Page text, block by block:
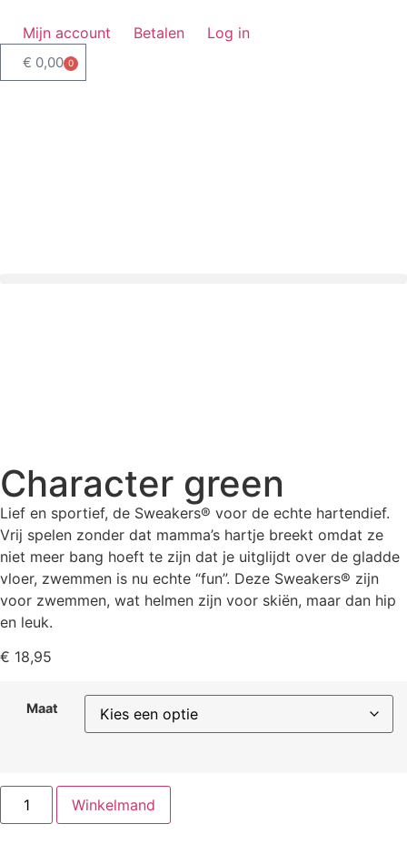
Mijn account Betalen Log in
€ 0,00 0
Character green
Lief en sportief, de Sweakers® voor de echte hartendief.
Vrij spelen zonder dat mamma’s hartje breekt omdat ze
niet meer bang hoeft te zijn dat je uitglijdt over de gladde
vloer, zwemmen is nu echte “fun”. Deze Sweakers® zijn
voor zwemmen, wat helmen zijn voor skiën, maar dan hip
en leuk.
€ 18,95
Maat
Winkelmand